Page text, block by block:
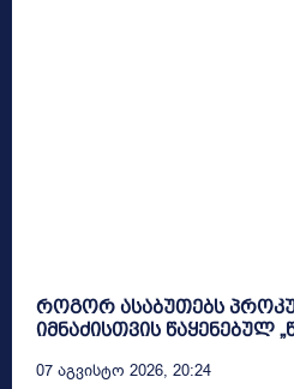
როგორ ასაბუთებს
იმნაძისთვის წაყენებულ
07 Აგვისტო 2026, 20:24